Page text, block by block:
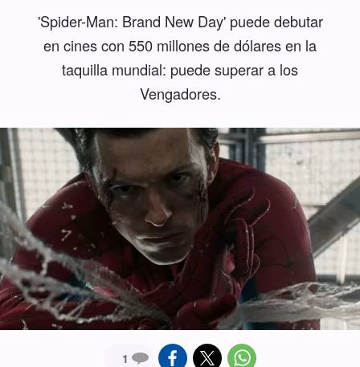
'Spider-Man: Brand New Day' puede debutar
en cines con 550 millones de dólares en la
taquilla mundial: puede superar a los
Vengadores.
1